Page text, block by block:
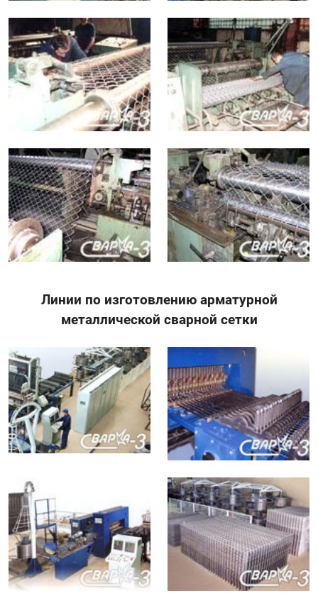
Линии по изготовлению арматурной
металлической сварной сетки